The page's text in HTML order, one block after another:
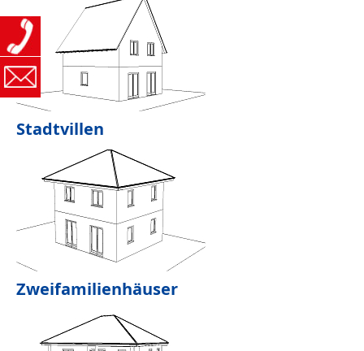
Stadtvillen
Zweifamilienhäuser